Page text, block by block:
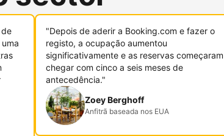
"Depois de aderir a Booking.com e fazer o
registo, a ocupação aumentou
significativamente e as reservas
chegar com cinco a seis meses de
antecedência."
Zoey Berghoff
Anfitrã baseada nos EUA